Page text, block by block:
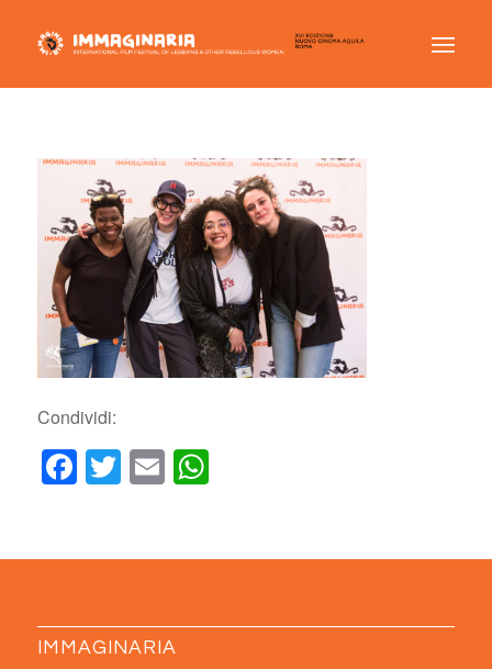
Condividi:
Facebook
Twitter
EmailWhatsApp
IMMAGINARIA